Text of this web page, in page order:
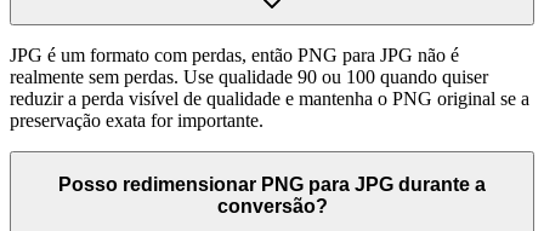
JPG é um formato com perdas, então PNG para JPG não é
realmente sem perdas. Use qualidade 90 ou 100 quando quiser
reduzir a perda visível de qualidade e mantenha o PNG original se a
preservação exata for importante.
Posso redimensionar PNG para JPG durante a
conversão?